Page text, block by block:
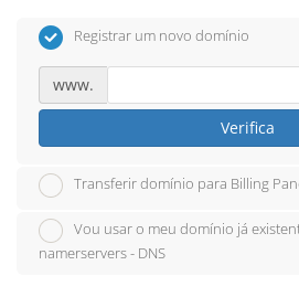
Registrar um novo domínio
www.
Verifica
Transferir domínio para Billing
Vou usar o meu domínio já
namerservers - DNS